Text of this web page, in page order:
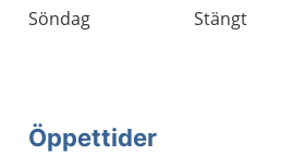
Söndag
Stängt
Öppettider